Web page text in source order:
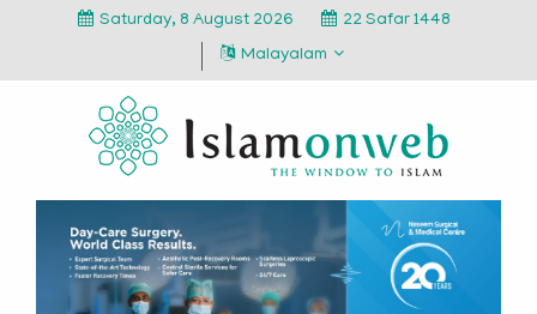
Saturday, 8 August 2026
22 Safar 1448
Malayalam